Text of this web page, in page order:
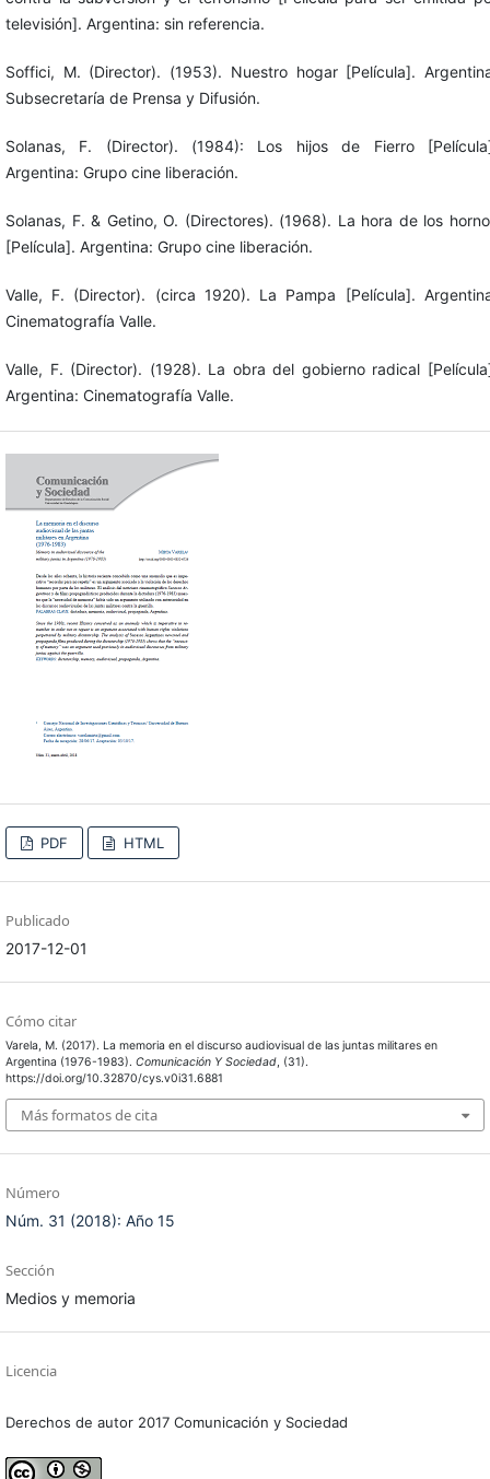
televisión]. Argentina: sin referencia.
Soffici, M. (Director). (1953). Nuestro hogar [Película].
Subsecretaría de Prensa y Difusión.
Solanas, F. (Director). (1984): Los hijos de Fierro
Argentina: Grupo cine liberación.
Solanas, F. & Getino, O. (Directores). (1968). La hora de los
[Película]. Argentina: Grupo cine liberación.
Valle, F. (Director). (circa 1920). La Pampa [Película].
Cinematografía Valle.
Valle, F. (Director). (1928). La obra del gobierno radical
Argentina: Cinematografía Valle.
PDF HTML
Publicado
2017-12-01
Cómo citar
Varela, M. (2017). La memoria en el discurso audiovisual de las juntas militares en
Argentina (1976-1983). Comunicación Y Sociedad, (31).
https://doi.org/10.32870/cys.v0i31.6881
Más formatos de cita
Número
Núm. 31 (2018): Año 15
Sección
Medios y memoria
Licencia
Derechos de autor 2017 Comunicación y Sociedad